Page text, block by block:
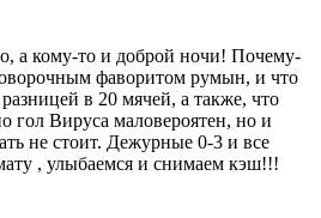
а кому-то и доброй ночи! Почему-
фаворитом румын, и что
в 20 мячей, а также, что
гол Вируса маловероятен, но и
не стоит. Дежурные 0-3 и все
, улыбаемся и снимаем кэш!!!